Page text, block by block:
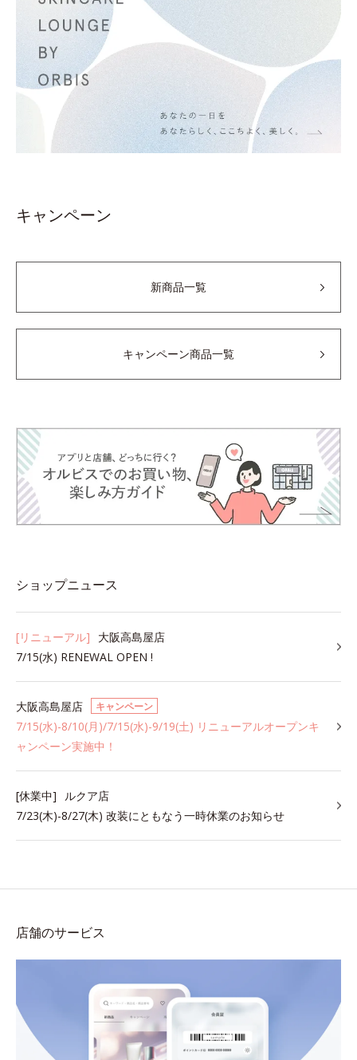
キャンペーン
新商品一覧
キャンペーン商品一覧
ショップニュース
[リニューアル]
大阪高島屋店
7/15(水) RENEWAL OPEN !
大阪高島屋店 キャンペーン
7/15(水)-8/10(月)/7/15(水)-9/19(土) リニューアルオープンキ
ャンペーン実施中！
[休業中]
ルクア店
7/23(木)-8/27(木) 改装にともなう一時休業のお知らせ
店舗のサービス